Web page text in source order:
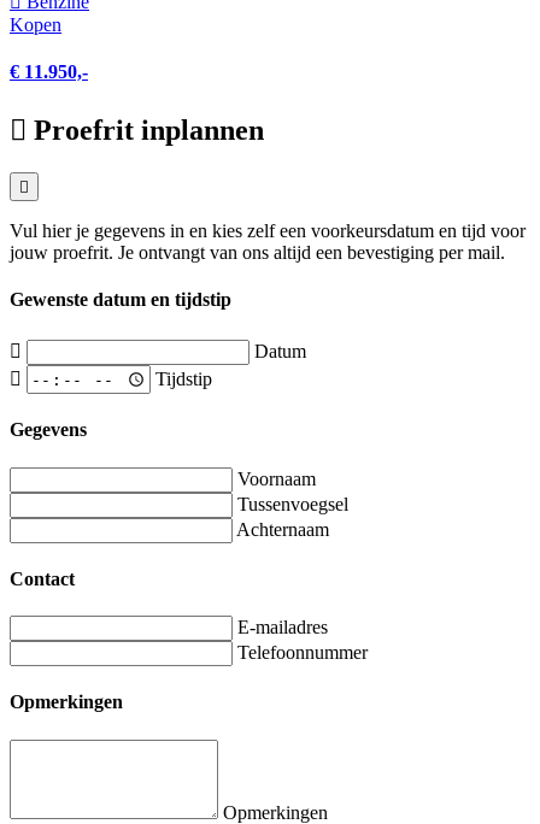
Kopen
€ 11.950,-
Proefrit inplannen
Vul hier je gegevens in en kies zelf een voorkeursdatum en tijd voor
jouw proefrit. Je ontvangt van ons altijd een bevestiging per mail.
Gewenste datum en tijdstip
Datum
Tijdstip
Gegevens
Voornaam
Tussenvoegsel
Achternaam
Contact
E-mailadres
Telefoonnummer
Opmerkingen
Opmerkingen